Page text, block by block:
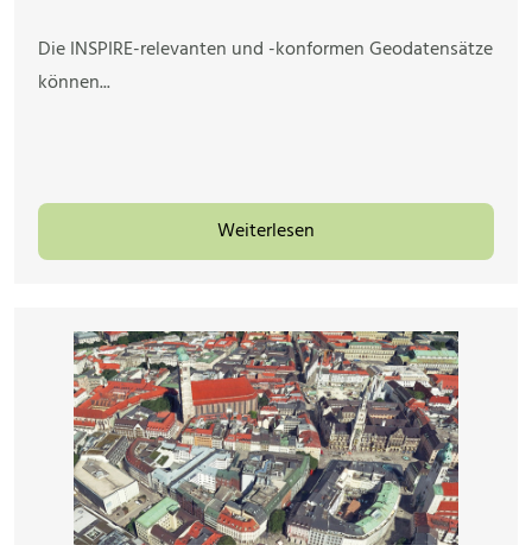
Die INSPIRE-relevanten und -konformen Geodatensätze
können...
Weiterlesen